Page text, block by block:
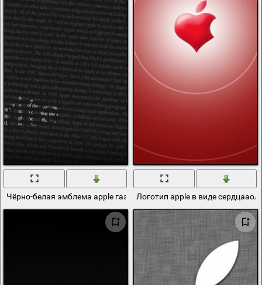
Чёрно-белая эмблема apple газетная структураЛоготип apple в виде сердцааол